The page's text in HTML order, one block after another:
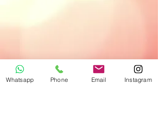
Whatsapp Phone Email Instagram